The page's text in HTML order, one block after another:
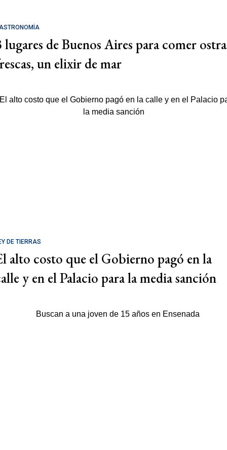
lugares de Buenos Aires para comer
un elixir de mar
DE TIERRAS
alto costo que el Gobierno pagó en la
y en el Palacio para la media sanción